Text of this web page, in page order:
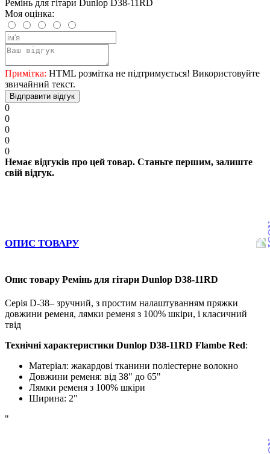
Ремінь для гітари Dunlop D38-11RD
Моя оцінка:
Примітка: HTML розмітка не підтримується! Використовуйте
звичайний текст.
Відправити відгук
0
0
0
0
0
Немає відгуків про цей товар. Станьте першим, залиште
свій відгук.
ОПИС ТОВАРУ
Опис товару Ремінь для гітари Dunlop D38-11RD
Серія D-38– зручний, з простим налаштуванням пряжки
довжини ременя, лямки ременя з 100% шкіри, і класичний
твід
Технічні характеристики Dunlop D38-11RD Flambe Red:
Матеріал: жакардові тканини поліестерне волокно
Довжини ременя: від 38" до 65"
Лямки ременя з 100% шкіри
Ширина: 2"
"